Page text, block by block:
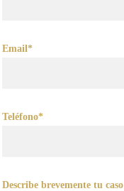
Email*
Teléfono*
Describe brevemente tu caso